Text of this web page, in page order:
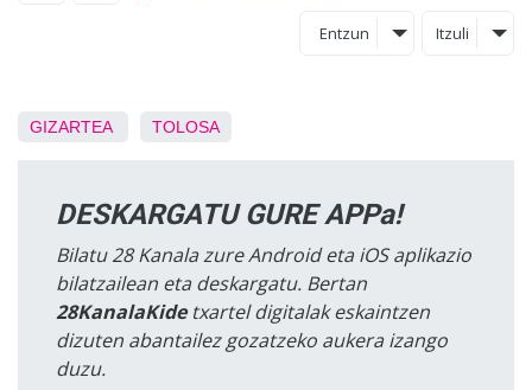
Entzun Itzuli
GIZARTEA TOLOSA
DESKARGATU GURE APPa!
Bilatu 28 Kanala zure Android eta iOS aplikazio
bilatzailean eta deskargatu. Bertan
28KanalaKidetxartel digitalak eskaintzen
dizuten abantailez gozatzeko aukera izango
duzu.